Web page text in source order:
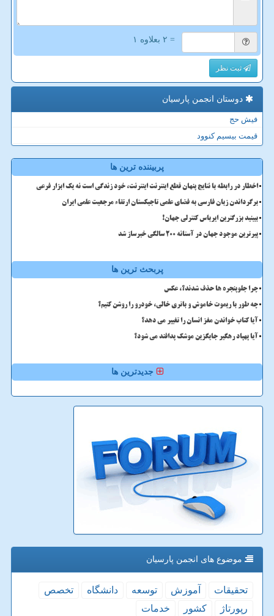
= ۲ بعلاوه ۱
ثبت نظر
دوستان انجمن پارسیان
فیش حج
قیمت بیسیم کنوود
پربیننده ترین ها
اخطار در رابطه با نتایج پنهان قطع اینترنت اینترنت، خود زندگی است نه یک ابزار فرعی
برگرداندن زبان فارسی به فضای علمی تاجیکستان ارتقاء مرجعیت علمی ایران
ببینید بزرگترین ایرباس کنترلی جهان!
پیرترین موجود جهان در آستانه ۲۰۰ سالگی خبرساز شد
پربحث ترین ها
چرا جلوپنجره ها حذف شدند؟، عکس
چه طور با ریموت خاموش و باتری خالی، خودرو را روشن کنیم؟
آیا کتاب خواندن مغز انسان را تغییر می دهد؟
آیا پهپاد رهگیر جایگزین موشک پدافند می شود؟
جدیدترین ها
موضوع های انجمن پارسیان
تحقیقات آموزش توسعه دانشگاه
تخصص
رپورتاژ
كشور خدمات